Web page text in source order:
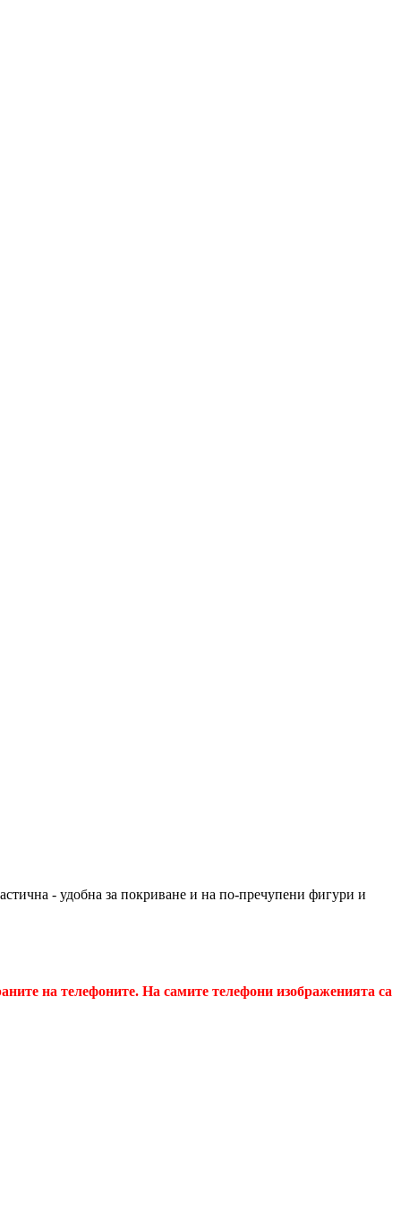
- удобна за покриване и на по-пречупени фигури и
на телефоните. На самите телефони изображенията са